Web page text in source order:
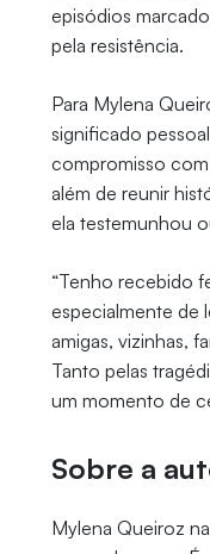
episódios
pela resistência.
Para Mylena
significado
compromisso
além de reunir
ela testemunhou
“Tenho recebido
especialmente de
amigas, vizinhas,
Tanto pelas
um momento de
Sobre a
Mylena Queiroz